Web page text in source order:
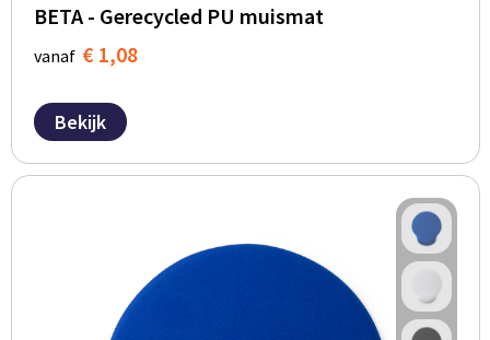
BETA - Gerecycled PU muismat
vanaf € 1,08
Bekijk